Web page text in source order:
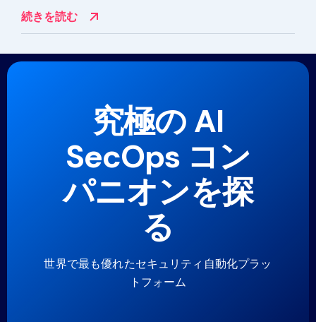
続きを読む
究極の AI
SecOps コン
パニオンを探
る
世界で最も優れたセキュリティ自動化プラッ
トフォーム